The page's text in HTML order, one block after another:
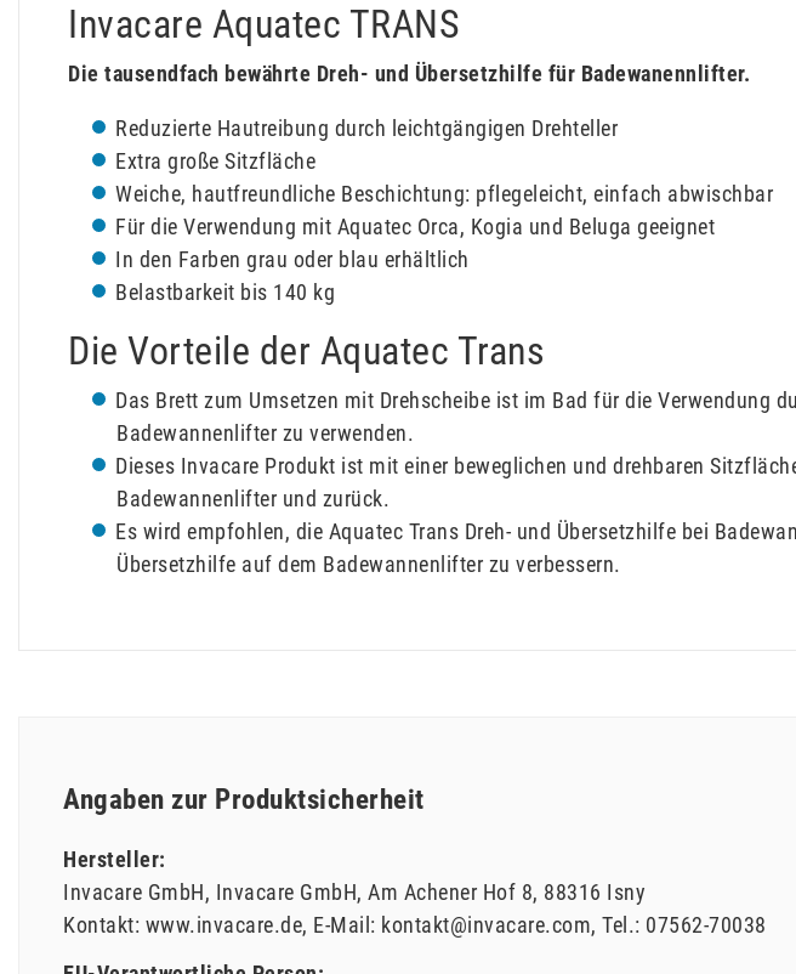
Invacare Aquatec TRANS
Die tausendfach bewährte Dreh- und Übersetzhilfe für Badewanennlifter.
Reduzierte Hautreibung durch leichtgängigen Drehteller
Extra große Sitzfläche
Weiche, hautfreundliche Beschichtung: pflegeleicht, einfach abwischbar
Für die Verwendung mit Aquatec Orca, Kogia und Beluga geeignet
In den Farben grau oder blau erhältlich
Belastbarkeit bis 140 kg
Die Vorteile der Aquatec Trans
Das Brett zum Umsetzen mit Drehscheibe ist im Bad für die
Badewannenlifter zu verwenden.
Dieses Invacare Produkt ist mit einer beweglichen und drehbaren
Badewannenlifter und zurück.
Es wird empfohlen, die Aquatec Trans Dreh- und Übersetzhilfe bei
Übersetzhilfe auf dem Badewannenlifter zu verbessern.
Angaben zur Produktsicherheit
Hersteller:
Invacare GmbH Invacare GmbH Am Achener Hof 8 88316 Isny
Kontakt: www.invacare.de E-Mail: kontakt@invacare.com Tel.: 07562-70038